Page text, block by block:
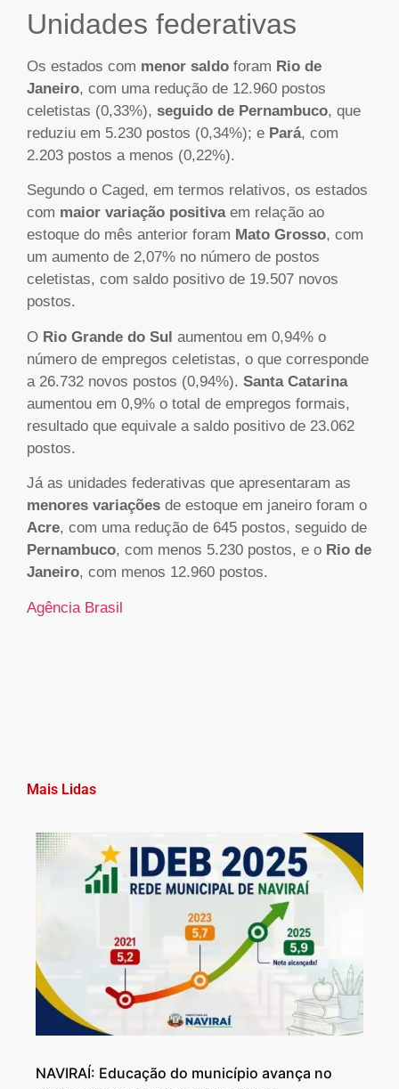
Unidades federativas
Os estados com menor saldo foram Rio de
Janeiro, com uma redução de 12.960 postos
celetistas (0,33%), seguido de Pernambuco, que
reduziu em 5.230 postos (0,34%); e Pará, com
2.203 postos a menos (0,22%).
Segundo o Caged, em termos relativos, os estados
com maior variação positivaem relação ao
estoque do mês anterior foram Mato Grosso, com
um aumento de 2,07% no número de postos
celetistas, com saldo positivo de 19.507 novos
postos.
O Rio Grande do Sul aumentou em 0,94% o
número de empregos celetistas, o que corresponde
a 26.732 novos postos (0,94%). Santa Catarina
aumentou em 0,9% o total de empregos formais,
resultado que equivale a saldo positivo de 23.062
postos.
Já as unidades federativas que apresentaram as
menores variações de estoque em janeiro foram o
Acre, com uma redução de 645 postos, seguido de
Pernambuco, com menos 5.230 postos, e o Rio de
Janeiro, com menos 12.960 postos.
Agência Brasil
Mais Lidas
NAVIRAÍ: Educação do município avança no